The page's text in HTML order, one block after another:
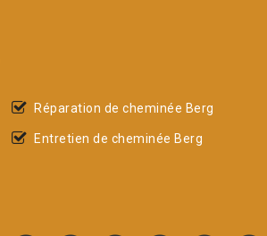
Réparation de cheminée Berg
Entretien de cheminée Berg